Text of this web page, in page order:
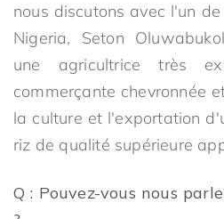
nous discutons avec l'un
Nigeria, Seton
une agricultrice très
commerçante chevronnée
la culture et l'exportation
riz de qualité supérieure
Q : Pouvez-vous nous